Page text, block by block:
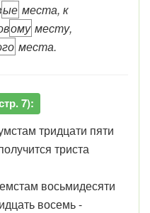
ые места, к
ому месту,
места.
7):
тридцати пяти
триста
восьмидесяти
восемь -